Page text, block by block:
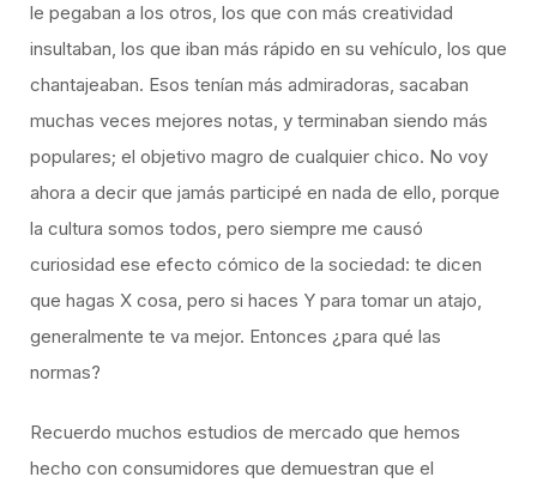
le pegaban a los otros, los que con más creatividad
insultaban, los que iban más rápido en su vehículo, los que
chantajeaban. Esos tenían más admiradoras, sacaban
muchas veces mejores notas, y terminaban siendo más
populares; el objetivo magro de cualquier chico. No voy
ahora a decir que jamás participé en nada de ello, porque
la cultura somos todos, pero siempre me causó
curiosidad ese efecto cómico de la sociedad: te dicen
que hagas X cosa, pero si haces Y para tomar un atajo,
generalmente te va mejor. Entonces ¿para qué las
normas?
Recuerdo muchos estudios de mercado que hemos
hecho con consumidores que demuestran que el